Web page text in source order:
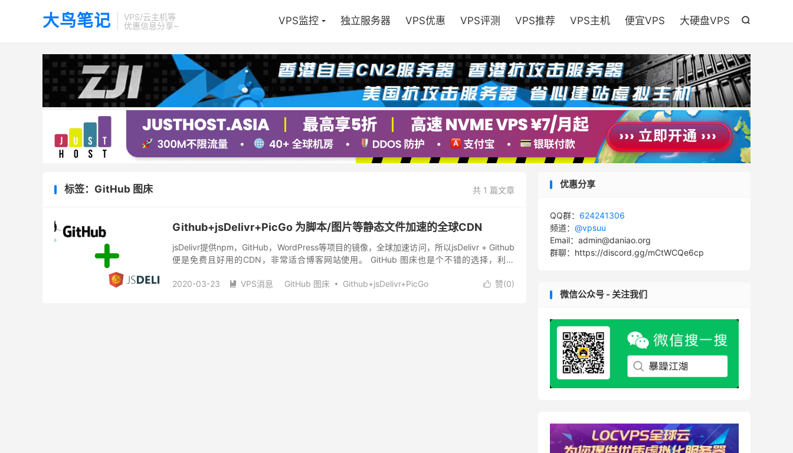
大鸟笔记
VPS/云主机等
优惠信息分享~

VPS监控 独立服务器 VPS优惠 VPS评测 VPS推荐 VPS主机 便宜VPS 大硬盘VPS
共 1 篇文章
标签：GitHub 图床
Github+jsDelivr+PicGo 为脚本/图片等静态文件加速的全球CDN
jsDelivr提供npm，GitHub，WordPress等项目的镜像，全球加速访问，所以jsDelivr + Github
便是免费且好用的CDN，非常适合博客网站使用。 GitHub 图床也是个不错的选择，利用
 赞(0)
2020-03-23  VPS消息 GitHub 图床
Github+jsDelivr+PicGo
优惠分享
QQ群： 624241306
频道： @vpsuu
Email：admin@daniao.org
群聊：https://discord.gg/mCtWCQe6cp
微信公众号 - 关注我们